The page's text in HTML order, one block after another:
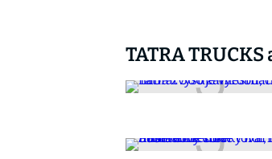
TATRA TRUCKS